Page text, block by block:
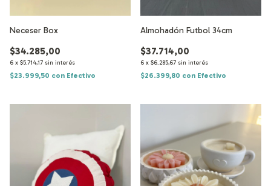
Neceser Box
$34.285,00
6 x $5.714,17 sin interés
$23.999,50 con Efectivo
Almohadón Futbol 34cm
$37.714,00
6 x $6.285,67 sin interés
$26.399,80 con Efectivo